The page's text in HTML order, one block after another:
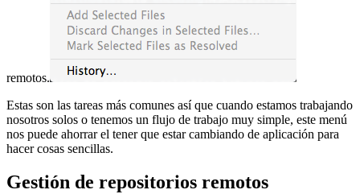
remotos.
Estas son las tareas más comunes así que cuando estamos trabajando
nosotros solos o tenemos un flujo de trabajo muy simple, este menú
nos puede ahorrar el tener que estar cambiando de aplicación para
hacer cosas sencillas.
Gestión de repositorios remotos